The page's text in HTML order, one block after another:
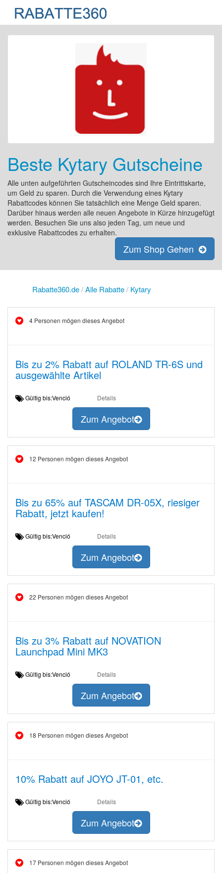
Beste Kytary Gutscheine
Alle unten aufgeführten Gutscheincodes sind Ihre Eintrittskarte,
um Geld zu sparen. Durch die Verwendung eines Kytary
Rabattcodes können Sie tatsächlich eine Menge Geld sparen.
Darüber hinaus werden alle neuen Angebote in Kürze hinzugefügt
werden. Besuchen Sie uns also jeden Tag, um neue und
exklusive Rabattcodes zu erhalten.
Zum Shop Gehen
Rabatte360.de/Alle Rabatte/ Kytary
4 Personen mögen dieses Angebot
Bis zu 2% Rabatt auf ROLAND TR-6S und
ausgewählte Artikel
Gültig bis:Venció Details
Zum Angebot
12 Personen mögen dieses Angebot
Bis zu 65% auf TASCAM DR-05X, riesiger
Rabatt, jetzt kaufen!
Gültig bis:Venció Details
Zum Angebot
22 Personen mögen dieses Angebot
Bis zu 3% Rabatt auf NOVATION
Launchpad Mini MK3
Gültig bis:Venció Details
Zum Angebot
18 Personen mögen dieses Angebot
10% Rabatt auf JOYO JT-01, etc.
Gültig bis:Venció Details
Zum Angebot
17 Personen mögen dieses Angebot